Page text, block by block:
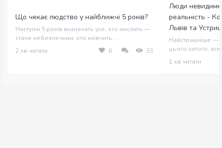
Що чекає людство у найближчі 5 років?
Наступні 5 років визначать усе: хто мислить —
стане небезпечним, хто мовчить ...
2 хв читати
6 33
Люди
реальність -
Львів та
Найстрашніше —
цього ситого,
1 хв читати